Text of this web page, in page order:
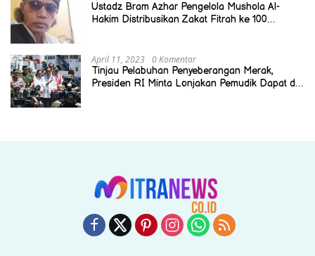
Ustadz Bram Azhar Pengelola Mushola Al-
Hakim Distribusikan Zakat Fitrah ke 100
April 11, 2023 0 Komentar
Tinjau Pelabuhan Penyeberangan Merak,
Presiden RI Minta Lonjakan Pemudik Dapat di